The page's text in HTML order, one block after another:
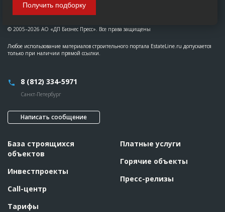
© 2005–2026 АО «ДП Бизнес Пресс». Все права защищены
Любое использование материалов строительного портала EstateLine.ru допускается
только при наличии прямой ссылки.
8 (812) 334-5971
Санкт-Петербург
Написать сообщение
База строящихся
объектов
Инвестпроекты
Call-центр
Тарифы
Платные услуги
Горячие объекты
Пресс-релизы
Получить подборку